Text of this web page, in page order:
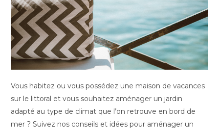
Vous habitez ou vous possédez une maison de vacances
sur le littoral et vous souhaitez aménager un jardin
adapté au type de climat que l’on retrouve en bord de
mer ? Suivez nos conseils et idées pour aménager un